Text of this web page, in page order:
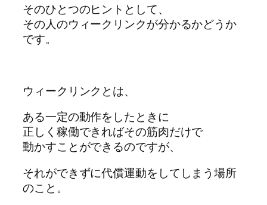
そのひとつのヒントとして、
その人のウィークリンクが分かるかどうか
です。
ウィークリンクとは、
ある一定の動作をしたときに
正しく稼働できればその筋肉だけで
動かすことができるのですが、
それができずに代償運動をしてしまう場所
のこと。